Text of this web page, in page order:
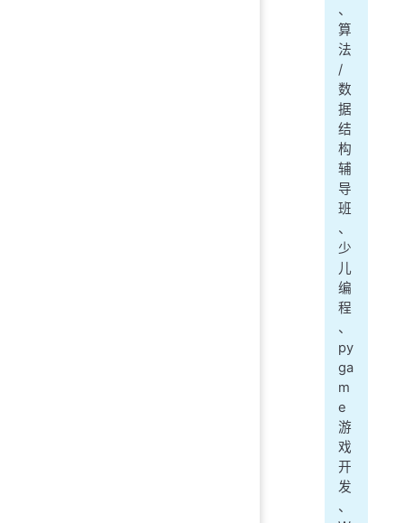
、
算
法
/
数
据
结
构
辅
导
班
、
少
儿
编
程
、
py
ga
m
e
游
戏
开
发
、